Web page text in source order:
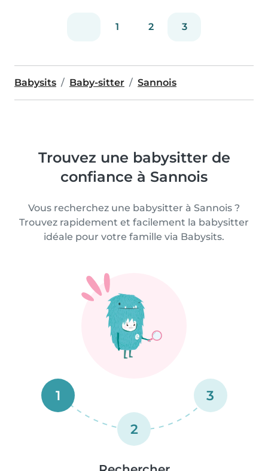
1 2 3
Babysits Baby-sitter Sannois
Trouvez une babysitter de
confiance à Sannois
Vous recherchez une babysitter à Sannois ?
Trouvez rapidement et facilement la babysitter
idéale pour votre famille via Babysits.
1
2
3